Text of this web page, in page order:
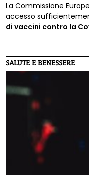
La Commissione
accesso
di vaccini contro la
SALUTE E BENESSERE